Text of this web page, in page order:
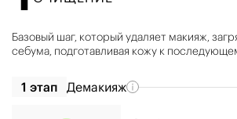
Базовый шаг, который удаляет макияж,
себума, подготавливая кожу к
1 этап Демакияж